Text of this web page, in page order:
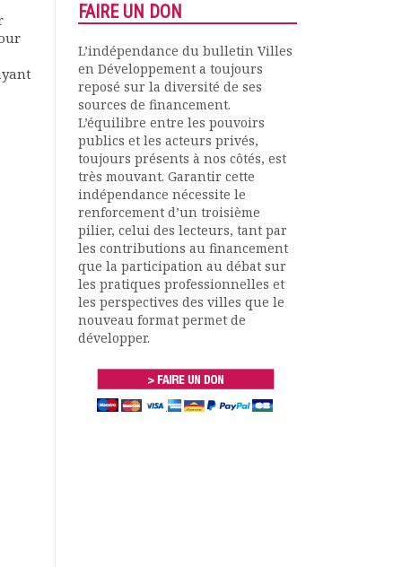
FAIRE UN DON
L’indépendance du bulletin Villes
en Développement a toujours
reposé sur la diversité de ses
sources de financement.
L’équilibre entre les pouvoirs
publics et les acteurs privés,
toujours présents à nos côtés, est
très mouvant. Garantir cette
indépendance nécessite le
renforcement d’un troisième
pilier, celui des lecteurs, tant par
les contributions au financement
que la participation au débat sur
les pratiques professionnelles et
les perspectives des villes que le
nouveau format permet de
développer.